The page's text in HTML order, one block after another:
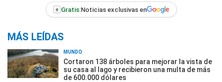
+ Gratis:Noticias exclusivas en
MÁS LEÍDAS
MUNDO
Cortaron 138 árboles para mejorar la vista de
su casa al lago y recibieron una multa de más
de 600.000 dólares